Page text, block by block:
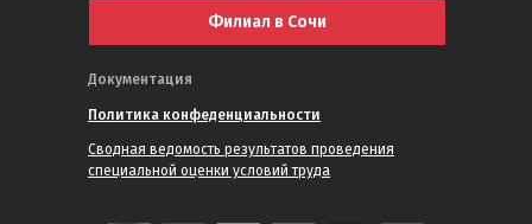
Политика конфеденциальности
Документация
Сводная ведомость результатов проведения
специальной оценки условий труда
Филиал в Сочи